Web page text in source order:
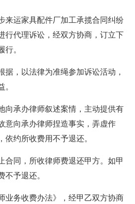
来运家具配件厂加工承揽合同纠纷
行代理诉讼，经双方协商，订立下
行。
据，以法律为准绳参加诉讼活动，
。
向承办律师叙述案情，主动提供有
意向承办律师捏造事实，弄虚作
依约所收费用不予退还。
合同，所收律师费退还甲方。如甲
不予退还。
业务收费办法》，经甲乙双方协商